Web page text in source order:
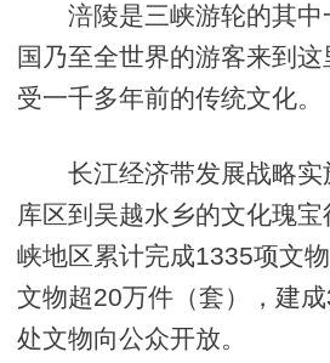
涪陵是三峡游轮的其中
国乃至全世界的游客来到
受一千多年前的传统文化。
长江经济带发展战略实
库区到吴越水乡的文化瑰
峡地区累计完成1335项文
文物超20万件（套），建
处文物向公众开放。